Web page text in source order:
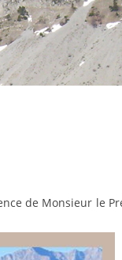
de Monsieur le